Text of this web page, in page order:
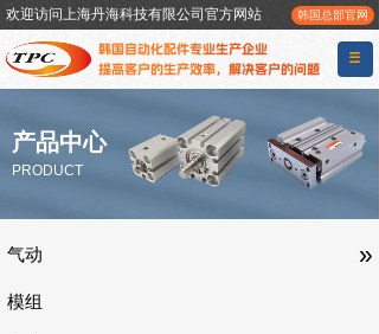
韩国总部官网
欢迎访问上海丹海科技有限公司官方网站
产品中心
PRODUCT
气动 »
模组